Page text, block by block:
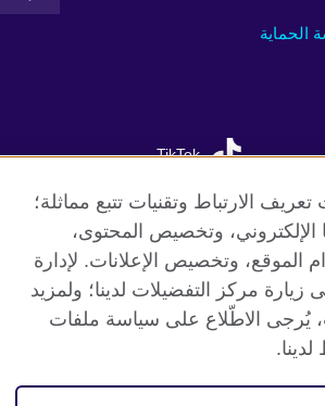
الحماية
TikTok
العالمي
الارتباط وتقنيات تتبع مماثلة؛
الإلكتروني، وتخصيص المحتوى،
الموقع، وتخصيص الإعلانات. لإدارة
زيارة مركز التفضيلات لدينا؛ ولمزيد
يُرجى الاطّلاع على سياسة ملفات